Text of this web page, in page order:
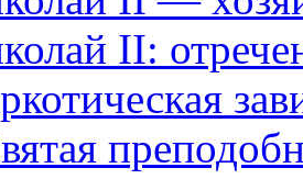
II: